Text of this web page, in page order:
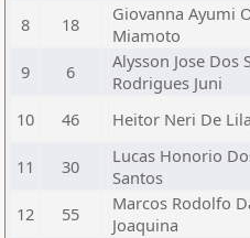
8 18
Giovanna Ayumi
Miamoto
9 6
Alysson Jose Dos
Rodrigues Juni
10 46 Heitor Neri De
11 30
Lucas Honorio
Santos
12 55
Marcos Rodolfo
Joaquina